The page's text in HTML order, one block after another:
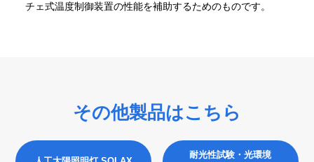
チェ式温度制御装置の性能を補助するためのものです。
その他製品はこちら
耐光性試験・光環境